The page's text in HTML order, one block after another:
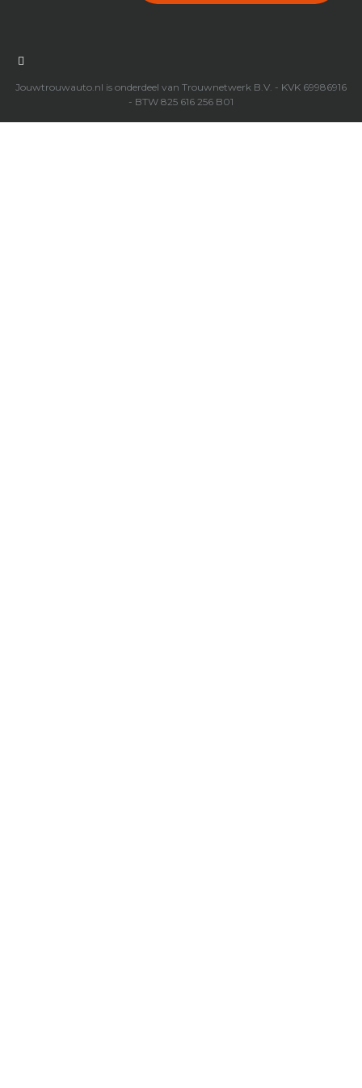

Jouwtrouwauto.nl is onderdeel van Trouwnetwerk B.V. - KVK 69986916
- BTW 825 616 256 B01